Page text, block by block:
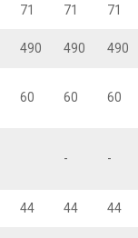
71 71 71
490 490 490
60 60 60
- -
44 44 44